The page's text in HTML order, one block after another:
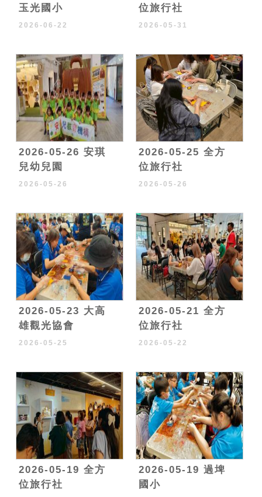
玉光國小
2026-06-22
位旅行社
2026-05-31
2026-05-26 安琪
兒幼兒園
2026-05-26
2026-05-25 全方
位旅行社
2026-05-26
2026-05-23 大高
雄觀光協會
2026-05-25
2026-05-21 全方
位旅行社
2026-05-22
2026-05-19 全方
位旅行社
2026-05-19 過埤
國小